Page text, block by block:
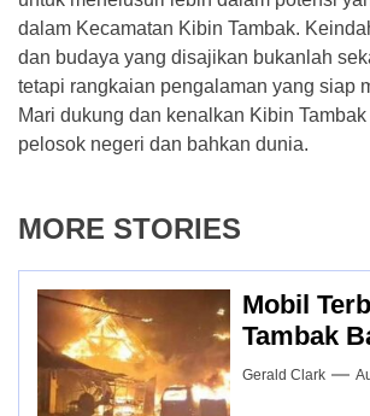
dalam Kecamatan Kibin Tambak.
dan budaya yang disajikan bukanlah
tetapi rangkaian pengalaman yang siap
Mari dukung dan kenalkan Kibin
pelosok negeri dan bahkan dunia.
MORE STORIES
Mobil
Tambak
Gerald Clark